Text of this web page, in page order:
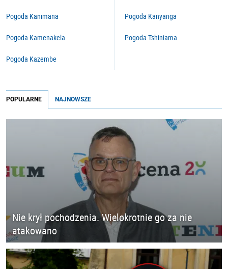
Pogoda Kanimana
Pogoda Kamenakela
Pogoda Kazembe
Pogoda Kanyanga
Pogoda Tshiniama
POPULARNE NAJNOWSZE
Nie krył pochodzenia. Wielokrotnie go za nie
atakowano